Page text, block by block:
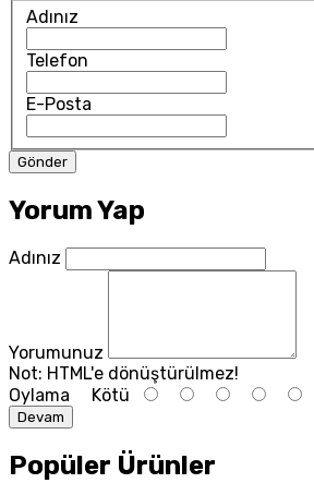
Adınız
Telefon
E-Posta
Yorum Yap
Adınız
Yorumunuz
Not: HTML'e dönüştürülmez!
Oylama Kötü
Devam
Popüler Ürünler